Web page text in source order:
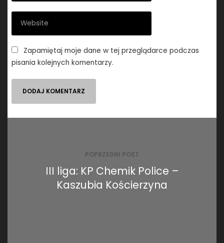
Zapamiętaj moje dane w tej przeglądarce podczas
pisania kolejnych komentarzy.
POPRZEDNI POST
III liga: KP Chemik Police –
Kaszubia Kościerzyna